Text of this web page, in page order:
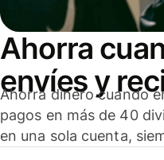
Ahorra
envíes y
Ahorra dinero cuando
pagos en más de 40
en una sola cuenta,